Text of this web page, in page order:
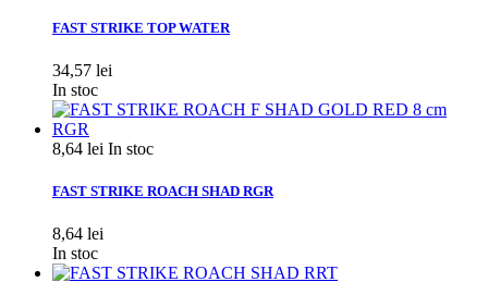
FAST STRIKE TOP WATER
34,57 lei
In stoc
8,64 lei In stoc
FAST STRIKE ROACH SHAD RGR
8,64 lei
In stoc